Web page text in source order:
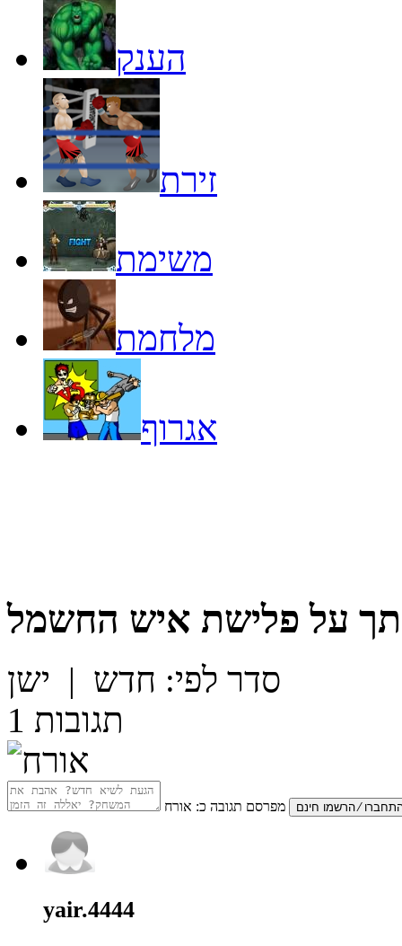
הענק
זירת
משימת
מלחמת
אגרוף
על פלישת איש החשמל
סדר לפי: חדש | ישן
1 תגובות
מפרסם תגובה כ: אורח
yair.4444